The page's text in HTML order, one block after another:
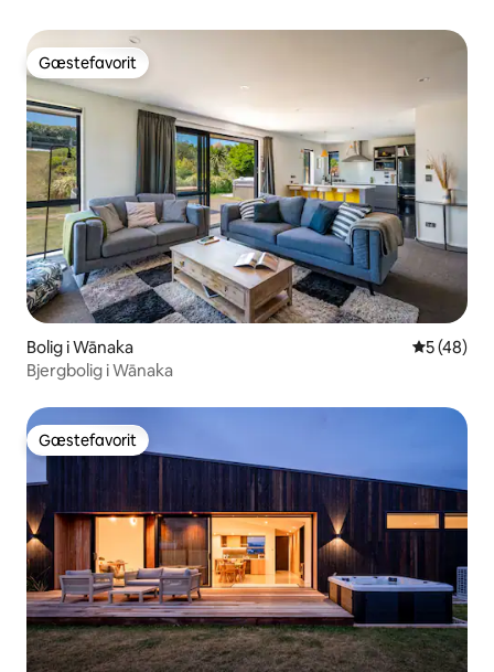
Gæstefavorit
Gæstefavorit
Bolig i Wānaka 5 ud af 5 i
5 (48)
Bjergbolig i Wānaka
Gæstefavorit
Gæstefavorit